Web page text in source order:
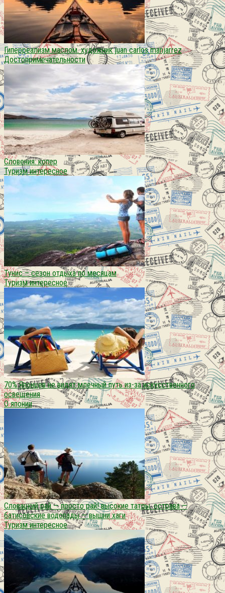
Гиперреализм маслом. художник juan carlos manjarrez
Достопримечательности
Словения: копер
Туризм интересное
Тунис – сезон отдыха по месяцам
Туризм интересное
70% Японцев не видят млечный путь из-за искусственного
освещения
О японии
Словацкий рай — просто рай! высокие татры. острава —
батисовские водопады — вышни хаги
Туризм интересное